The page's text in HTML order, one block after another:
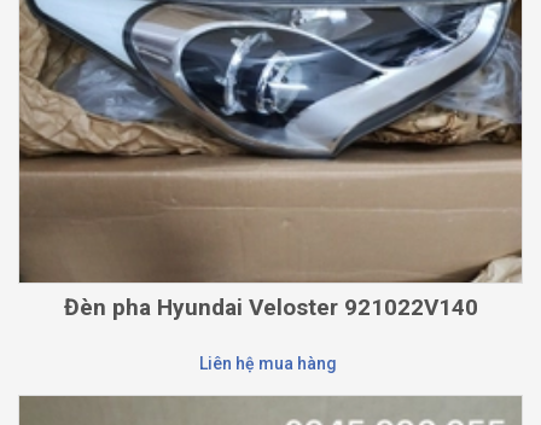
Đèn pha Hyundai Veloster 921022V140
Liên hệ mua hàng